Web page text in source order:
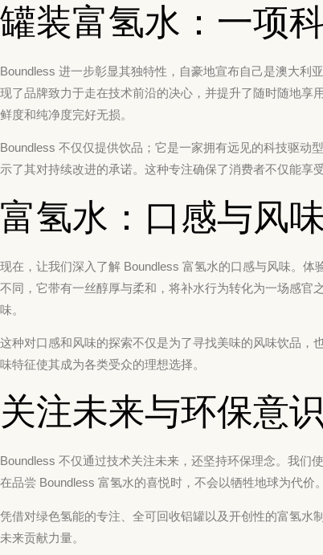
罐装富氢水：一项
Boundless 进一步彰显其独特性，自豪地宣布自己是澳大利
现了品牌致力于走在技术前沿的决心，并提升了随时随地享
鲜度和纯净度完好无损。
Boundless 不仅仅提供饮品；它是一家拥有远见的科技驱动
示了其对持续改进的承诺。这种专注确保了消费者不仅能享
富氢水：口感与风
现在，让我们深入了解 Boundless 富氢水的口感与风味。
不同，它带有一丝醇厚与柔和，将补水行为转化为一场感官
味。
这种对口感和风味的探索不仅是为了寻找美味的风味饮品，
味特征使其成为各类受众的理想选择。
关注未来与环保意识
Boundless 不仅通过技术关注未来，还坚持环保理念。我们
在品尝 Boundless 富氢水的喜悦时，不会以牺牲地球为代价。
凭借对绿色氢能的专注、全可回收铝罐以及开创性的富氢水
未来贡献力量。